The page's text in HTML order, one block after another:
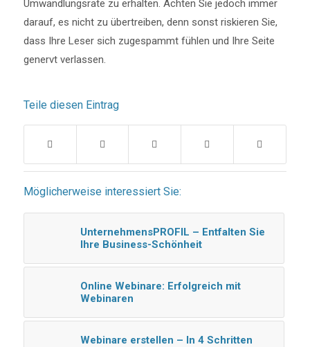
Umwandlungsrate zu erhalten. Achten Sie jedoch immer
darauf, es nicht zu übertreiben, denn sonst riskieren Sie,
dass Ihre Leser sich zugespammt fühlen und Ihre Seite
genervt verlassen.
Teile diesen Eintrag
Möglicherweise interessiert Sie:
UnternehmensPROFIL – Entfalten Sie
Ihre Business-Schönheit
Online Webinare: Erfolgreich mit
Webinaren
Webinare erstellen – In 4 Schritten